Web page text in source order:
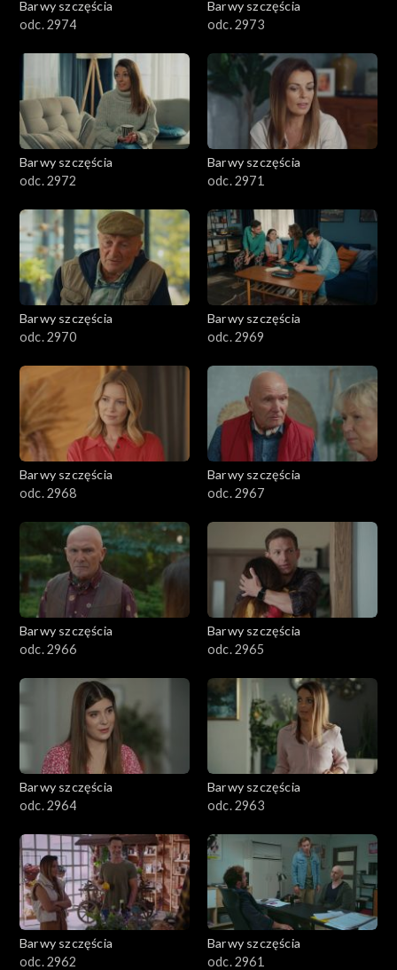
Barwy szczęścia
odc. 2974
Barwy szczęścia
odc. 2973
Barwy szczęścia
odc. 2972
Barwy szczęścia
odc. 2971
Barwy szczęścia
odc. 2970
Barwy szczęścia
odc. 2969
Barwy szczęścia
odc. 2968
Barwy szczęścia
odc. 2967
Barwy szczęścia
odc. 2966
Barwy szczęścia
odc. 2965
Barwy szczęścia
odc. 2964
Barwy szczęścia
odc. 2963
Barwy szczęścia
odc. 2962
Barwy szczęścia
odc. 2961